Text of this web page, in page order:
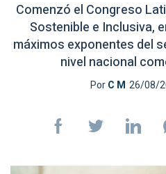
Comenzó el Congreso
Sostenible e Inclusiva,
máximos exponentes del
nivel nacional
PorC M 26/08/